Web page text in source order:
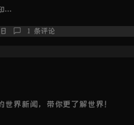
...
1 条评论
界新闻，带你更了解世界！